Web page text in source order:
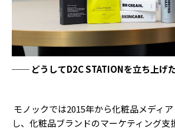
── どうしてD2C STATIONを立ち上げた
モノックでは2015年から化粧品メディ
し、化粧品ブランドのマーケティング支